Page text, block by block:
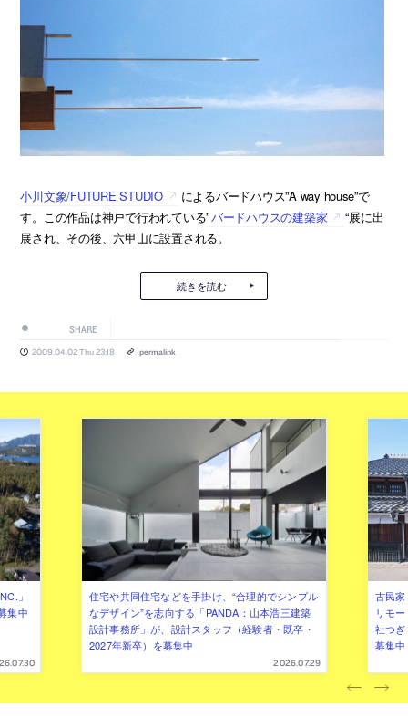
小川文象/FUTURE STUDIO
によるバードハウス”A way house”で
す。この作品は神戸で行われている”バードハウスの建築家
“展に出
展され、その後、六甲山に設置される。
続きを読む
SHARE
2009.04.02 Thu 23:18 permalink
」
集中
住宅や共同住宅などを手掛け、“合理的でシンプル
なデザイン”を志向する「PANDA：山本浩三建築
設計事務所」が、設計スタッフ（経験者・既卒・
2027年新卒）を募集中
2026.07.29
古民
リモ
社つ
募集中